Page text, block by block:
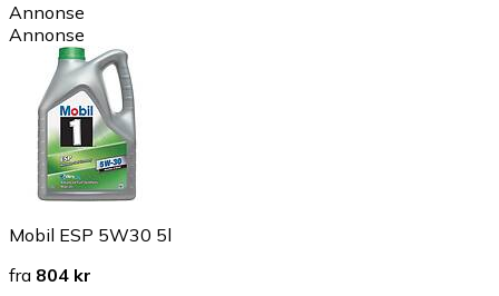
Annonse
Annonse
Mobil ESP 5W30 5l
fra 804 kr